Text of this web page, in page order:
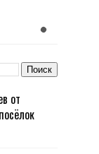
от